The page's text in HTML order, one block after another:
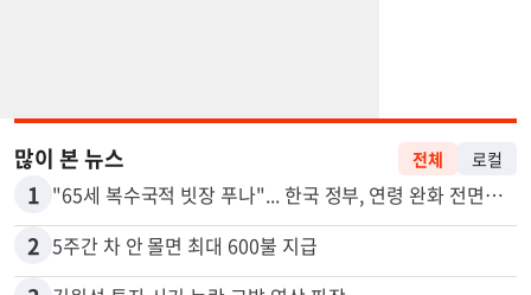
많이 본 뉴스 전체 로컬
1 "65세 복수국적 빗장 푸나"... 한국 정부, 연령 완화 전면 추진
2 5주간 차 안 몰면 최대 600불 지급